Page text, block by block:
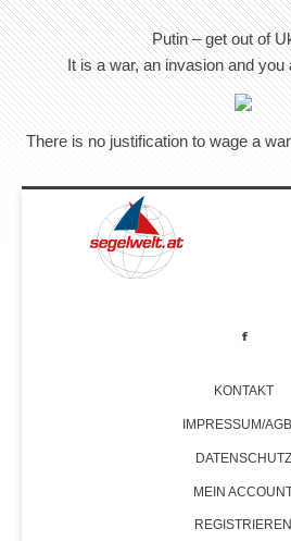
Putin – get out of
It is a war, an invasion and
There is no justification to wage a
KONTAKT
IMPRESSUM/
DATENSCHUTZ
MEIN
REGISTRIEREN